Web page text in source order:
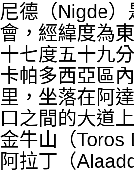
尼德（Nigde
會，經緯度為
十七度五十九
卡帕多西亞區
里，坐落在阿
口之間的大道
金牛山（Toros
阿拉丁（